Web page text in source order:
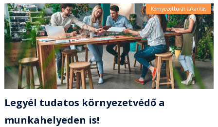
Legyél tudatos környezetvédő a
munkahelyeden is!
Környezetbarát takarítás